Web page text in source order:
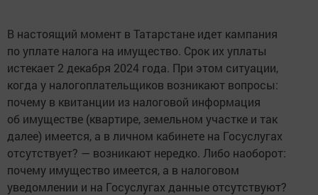
В настоящий момент в Татарстане идет кампания
по уплате налога на имущество. Срок их уплаты
истекает 2 декабря 2024 года. При этом ситуации,
когда у налогоплательщиков возникают вопросы:
почему в квитанции из налоговой информация
об имуществе (квартире, земельном участке и так
далее) имеется, а в личном кабинете на Госуслугах
отсутствует? — возникают нередко. Либо наоборот:
почему имущество имеется, а в налоговом
уведомлении и на Госуслугах данные отсутствуют?